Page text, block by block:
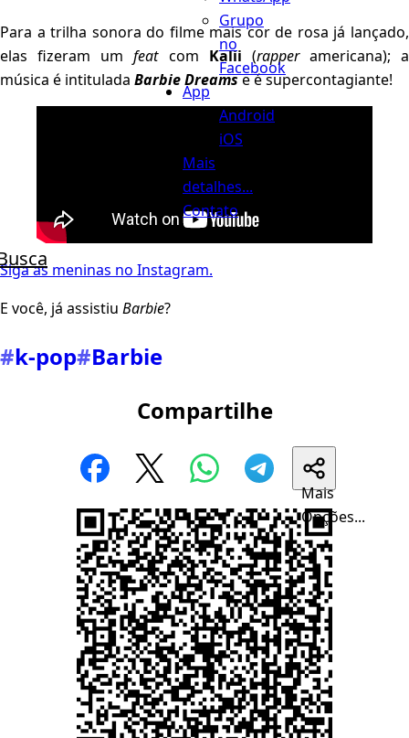
Grupo
no
Facebook
App
Android
iOS
Mais
detalhes...
Contato
Para a trilha sonora do filme mais cor de rosa já lançado,
elas fizeram umfeatcom Kalii (rapperamericana); a
música é intitulada Barbie Dreamse é supercontagiante!
Siga as meninas no Instagram.
E você, já assistiu Barbie?
#k-pop#Barbie
Compartilhe
Mais
Opções...